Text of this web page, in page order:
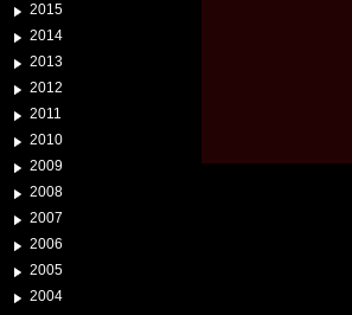
2015
2014
2013
2012
2011
2010
2009
2008
2007
2006
2005
2004